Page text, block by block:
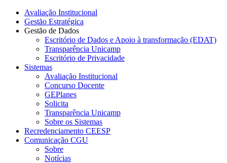
Avaliação Institucional
Gestão Estratégica
Gestão de Dados
Escritório de Dados e Apoio à transformação (EDAT)
Transparência Unicamp
Escritório de Privacidade
Sistemas
Avaliação Institucional
Concurso Docente
GEPlanes
Solicita
Transparência Unicamp
Sobre os Sistemas
Recredenciamento CEESP
Comunicação CGU
Sobre
Notícias